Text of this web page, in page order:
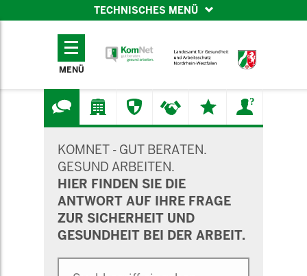
TECHNISCHES MENÜ
TECHNISCHES
MENÜ
KOMNET - GUT BERATEN.
GESUND ARBEITEN.
HIER FINDEN SIE DIE
ANTWORT AUF IHRE FRAGE
ZUR SICHERHEIT UND
GESUNDHEIT BEI DER ARBEIT.